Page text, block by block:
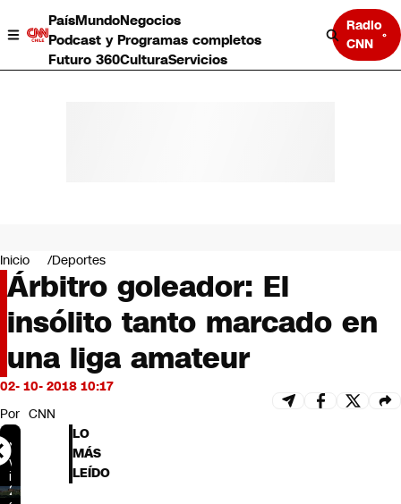
PaísMundoNegocios
Podcast y Programas completos
Futuro 360CulturaServicios
Radio
CNN
Negocios
Deportes
Programas completos
Cultura
Servicios
Bits
CNN tiempo
Futuro 360
Opinión
Inicio Deportes
Árbitro goleador: El
insólito tanto marcado en
una liga amateur
02- 10- 2018 10:17
Por CNN
LO
MÁS
LEÍDO